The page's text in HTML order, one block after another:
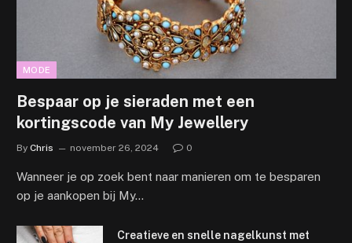
MODE
Bespaar op je sieraden met een
kortingscode van My Jewellery
By Chris november 26, 2024 0
Wanneer je op zoek bent naar manieren om te besparen
op je aankopen bij My…
Creatieve en snelle nagelkunst met